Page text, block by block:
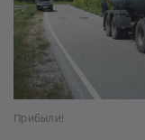
Прибыли!